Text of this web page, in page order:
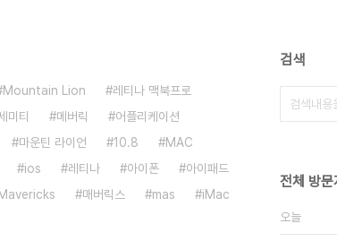
Mountain Lion
레티나 맥북프로
미티 메버릭
어플리케이션
마운틴 라이언 10.8
MAC
ios 레티나 아이폰
아이패드
Mavericks 매버릭스 mas
iMac
검색
전체 방문
오늘